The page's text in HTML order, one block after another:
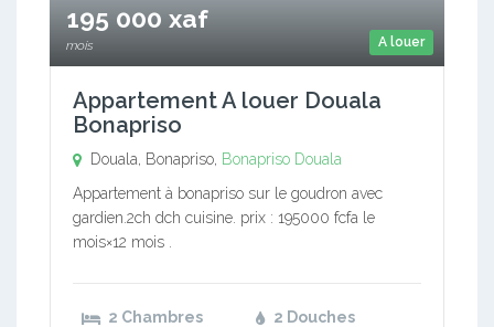
A louer
195 000 xaf
mois
Appartement A louer Douala
Bonapriso
Douala, Bonapriso, Bonapriso Douala
Appartement à bonapriso sur le goudron avec
gardien.2ch dch cuisine. prix : 195000 fcfa le
mois×12 mois .
2 Chambres 2 Douches